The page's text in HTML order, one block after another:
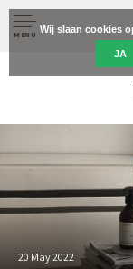
MENU
20 May 2022
Wij slaan cookies
JA